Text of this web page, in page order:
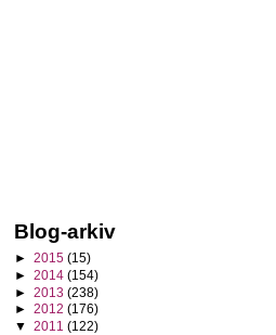
Blog-arkiv
► 2015 (15)
► 2014 (154)
► 2013 (238)
► 2012 (176)
▼ 2011 (122)